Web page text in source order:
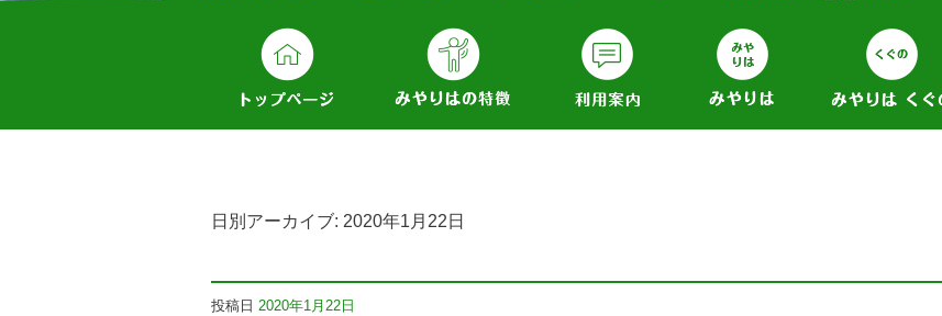
日別アーカイブ: 2020年1月22日
投稿日 2020年1月22日